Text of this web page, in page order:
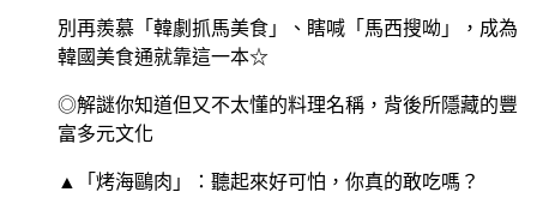
別再羨慕「韓劇抓馬美食」、瞎喊「馬西搜呦」，成為
韓國美食通就靠這一本☆
◎解謎你知道但又不太懂的料理名稱，背後所隱藏的豐
富多元文化
▲「烤海鷗肉」：聽起來好可怕，你真的敢吃嗎？